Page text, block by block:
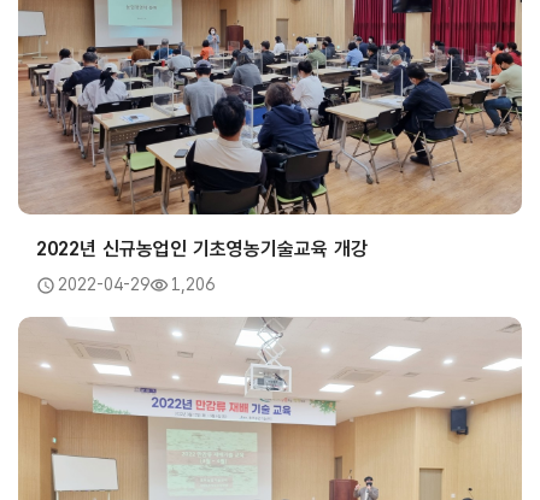
2022년 신규농업인 기초영농기술교육 개강
2022-04-29 1,206